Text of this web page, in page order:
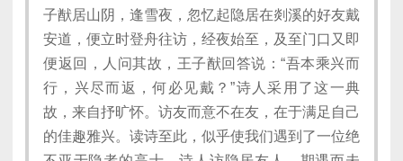
子猷居山阴，逢雪夜，忽忆起隐居在剡溪的好友戴
安道，便立时登舟往访，经夜始至，及至门口又即
便返回，人问其故，王子猷回答说：“吾本乘兴而
行，兴尽而返，何必见戴？”诗人采用了这一典
故，来自抒旷怀。访友而意不在友，在于满足自己
的佳趣雅兴。读诗至此，似乎使我们遇到了一位绝